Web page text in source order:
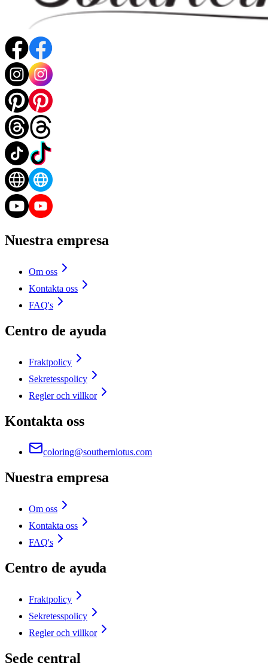
Nuestra empresa
Om oss
Kontakta oss
FAQ's
Centro de ayuda
Fraktpolicy
Sekretesspolicy
Regler och villkor
Kontakta oss
coloring@southernlotus.com
Nuestra empresa
Om oss
Kontakta oss
FAQ's
Centro de ayuda
Fraktpolicy
Sekretesspolicy
Regler och villkor
Sede central